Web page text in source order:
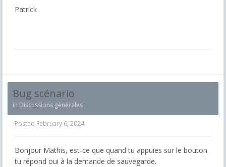
Patrick
Bug scénario
in Discussions générales
Posted February 6, 2024
Bonjour Mathis, est-ce que quand tu appuies sur le bouton
tu répond oui à la demande de sauvegarde.